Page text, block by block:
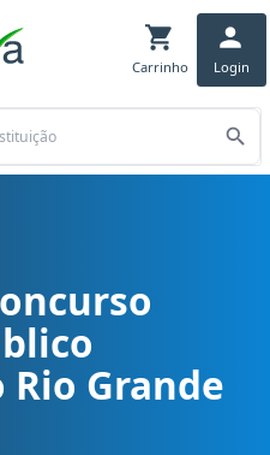
Carrinho Login
Público Unificado do
Grande